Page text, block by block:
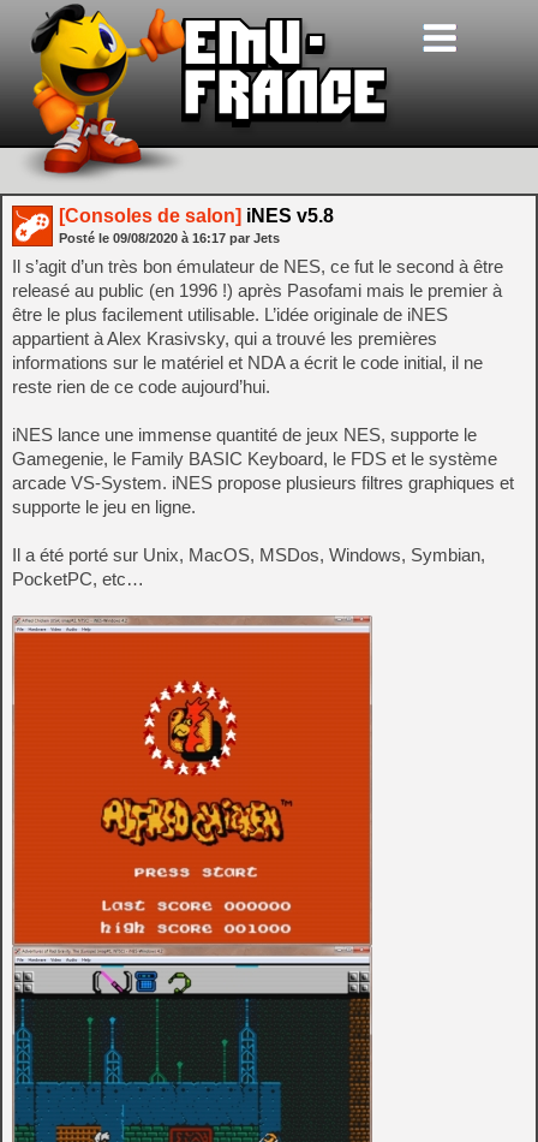
[Consoles de salon] iNES v5.8
Posté le 09/08/2020 à 16:17 par Jets
Il s’agit d’un très bon émulateur de NES, ce fut le second à être
releasé au public (en 1996 !) après Pasofami mais le premier à
être le plus facilement utilisable. L’idée originale de iNES
appartient à Alex Krasivsky, qui a trouvé les premières
informations sur le matériel et NDA a écrit le code initial, il ne
reste rien de ce code aujourd’hui.
iNES lance une immense quantité de jeux NES, supporte le
Gamegenie, le Family BASIC Keyboard, le FDS et le système
arcade VS-System. iNES propose plusieurs filtres graphiques et
supporte le jeu en ligne.
Il a été porté sur Unix, MacOS, MSDos, Windows, Symbian,
PocketPC, etc…